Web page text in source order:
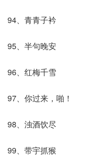
94、青青子衿
95、半句晚安
96、红梅千雪
97、你过来，啪！
98、浊酒饮尽
99、带宇抓猴